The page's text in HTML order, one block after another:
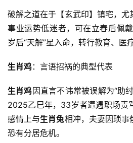
破解之道在于【玄武印】镇宅，尤
事业运势低迷者，可在立春后佩
岁后“天解”星入命，转行教育、医
生肖鸡：言语招祸的典型代表
生肖鸡因直言不讳常被误解为“助
2025乙巳年，33岁者遭遇职场责
感情上与生肖兔相冲，夫妻因琐事
恐有分居危机。